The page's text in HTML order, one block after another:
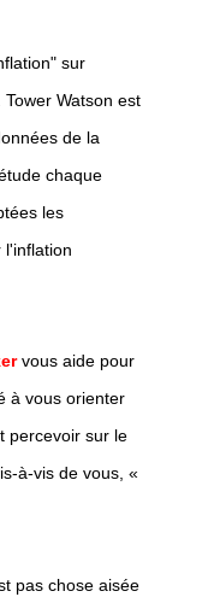
sur
Watson est
de la
chaque
les
l'inflation
vous aide pour
à vous orienter
percevoir sur le
à-vis de vous, «
pas chose aisée